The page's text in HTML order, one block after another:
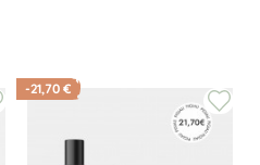
-21,70 €